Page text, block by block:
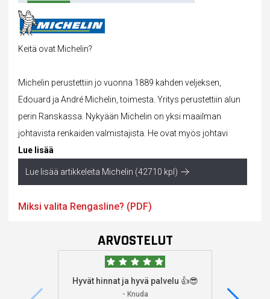
Keitä ovat Michelin?
Michelin perustettiin jo vuonna 1889 kahden veljeksen,
Edouard ja André Michelin, toimesta. Yritys perustettiin alun
perin Ranskassa. Nykyään Michelin on yksi maailman
johtavista renkaiden valmistajista. He ovat myös johtavi
Lue lisää
Lue lisää artikkeleita Michelin (42710 kpl)
Miksi valita Rengasline? (PDF)
ARVOSTELUT
Hyvät hinnat ja hyvä palvelu 👍😎
- Knuda